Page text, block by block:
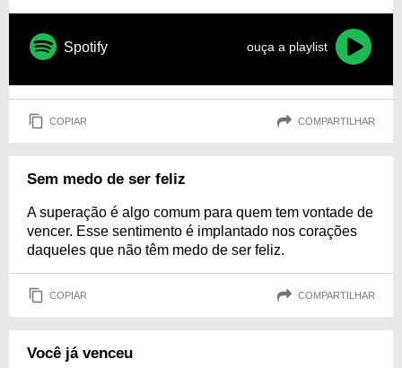
Spotify ouça a playlist
COPIAR COMPARTILHAR
Sem medo de ser feliz
A superação é algo comum para quem tem vontade de
vencer. Esse sentimento é implantado nos corações
daqueles que não têm medo de ser feliz.
COPIAR COMPARTILHAR
Você já venceu